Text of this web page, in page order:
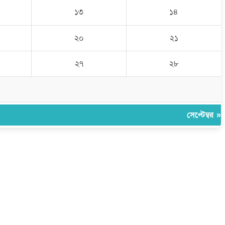
১৩ ১৪
২০ ২১
২৭ ২৮
সেপ্টেম্বর »